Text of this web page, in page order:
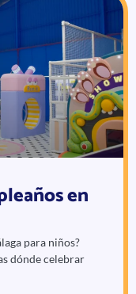
en
para niños?
dónde celebrar